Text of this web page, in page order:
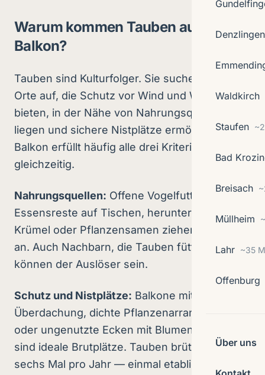
Waldkirch
Staufen
Bad
Breisach
Müllheim
Lahr ~35
Offenburg
Über uns
Warum kommen Tauben auf Ihren
Balkon?
Tauben sind Kulturfolger. Sie suchen gezielt
Orte auf, die Schutz vor Wind und Wetter
bieten, in der Nähe von Nahrungsquellen
liegen und sichere Nistplätze ermöglichen. Ein
Balkon erfüllt häufig alle drei Kriterien
gleichzeitig.
Nahrungsquellen: Offene Vogelfutterstellen,
Essensreste auf Tischen, heruntergefallene
Krümel oder Pflanzensamen ziehen Tauben
an. Auch Nachbarn, die Tauben füttern,
können der Auslöser sein.
Schutz und Nistplätze: Balkone mit
Überdachung, dichte Pflanzenarrangements
oder ungenutzte Ecken mit Blumenkästen
sind ideale Brutplätze. Tauben brüten bis zu
sechs Mal pro Jahr — einmal etabliert,